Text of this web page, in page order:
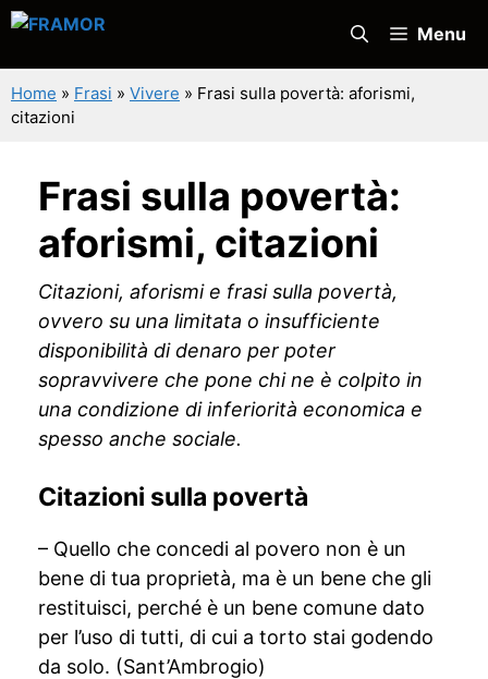
Vai
contenuto
Menu
Home » Frasi » Vivere » Frasi sulla povertà: aforismi,
citazioni
Frasi sulla povertà:
aforismi, citazioni
Citazioni, aforismi e frasi sulla povertà,
ovvero su una limitata o insufficiente
disponibilità di denaro per poter
sopravvivere che pone chi ne è colpito in
una condizione di inferiorità economica e
spesso anche sociale.
Citazioni sulla povertà
– Quello che concedi al povero non è un
bene di tua proprietà, ma è un bene che gli
restituisci, perché è un bene comune dato
per l’uso di tutti, di cui a torto stai godendo
da solo. (Sant’Ambrogio)